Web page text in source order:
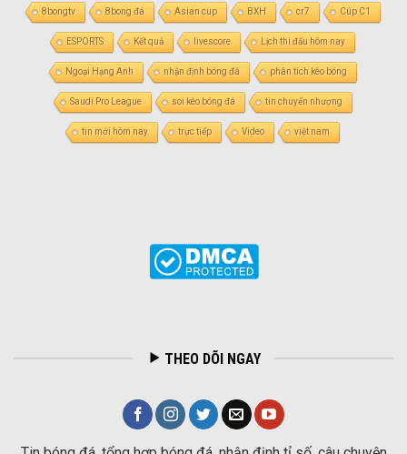
8bongtv 8bong đá Asian cup BXH cr7 Cúp C1
ESPORTS Kết quả livescore Lịch thi đấu hôm nay
Ngoại Hạng Anh nhận định bóng đá phân tích kèo bóng
Saudi Pro League soi kèo bóng đá tin chuyển nhượng
tin mới hôm nay trực tiếp Video việt nam
THEO DÕI NGAY